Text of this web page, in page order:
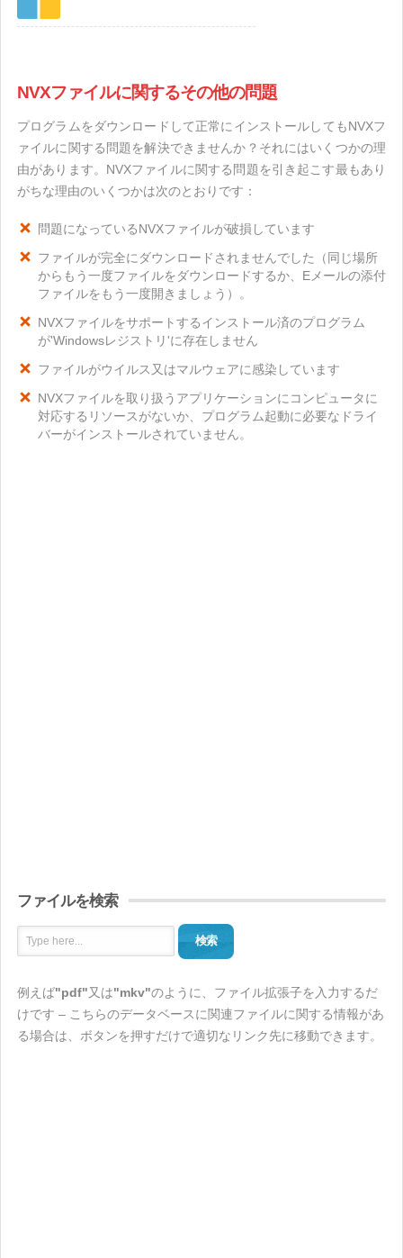
NVXファイルに関するその他の問題
プログラムをダウンロードして正常にインストールしてもNVXフ
ァイルに関する問題を解決できませんか？それにはいくつかの理
由があります。NVXファイルに関する問題を引き起こす最もあり
がちな理由のいくつかは次のとおりです：
問題になっているNVXファイルが破損しています
ファイルが完全にダウンロードされませんでした（同じ場所
からもう一度ファイルをダウンロードするか、Eメールの添付
ファイルをもう一度開きましょう）。
NVXファイルをサポートするインストール済のプログラム
が'Windowsレジストリ'に存在しません
ファイルがウイルス又はマルウェアに感染しています
NVXファイルを取り扱うアプリケーションにコンピュータに
対応するリソースがないか、プログラム起動に必要なドライ
バーがインストールされていません。
ファイルを検索
検索
例えば"pdf"又は"mkv"のように、ファイル拡張子を入力するだ
けです – こちらのデータベースに関連ファイルに関する情報があ
る場合は、ボタンを押すだけで適切なリンク先に移動できます。